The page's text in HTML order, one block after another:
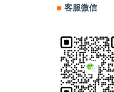
客服微信